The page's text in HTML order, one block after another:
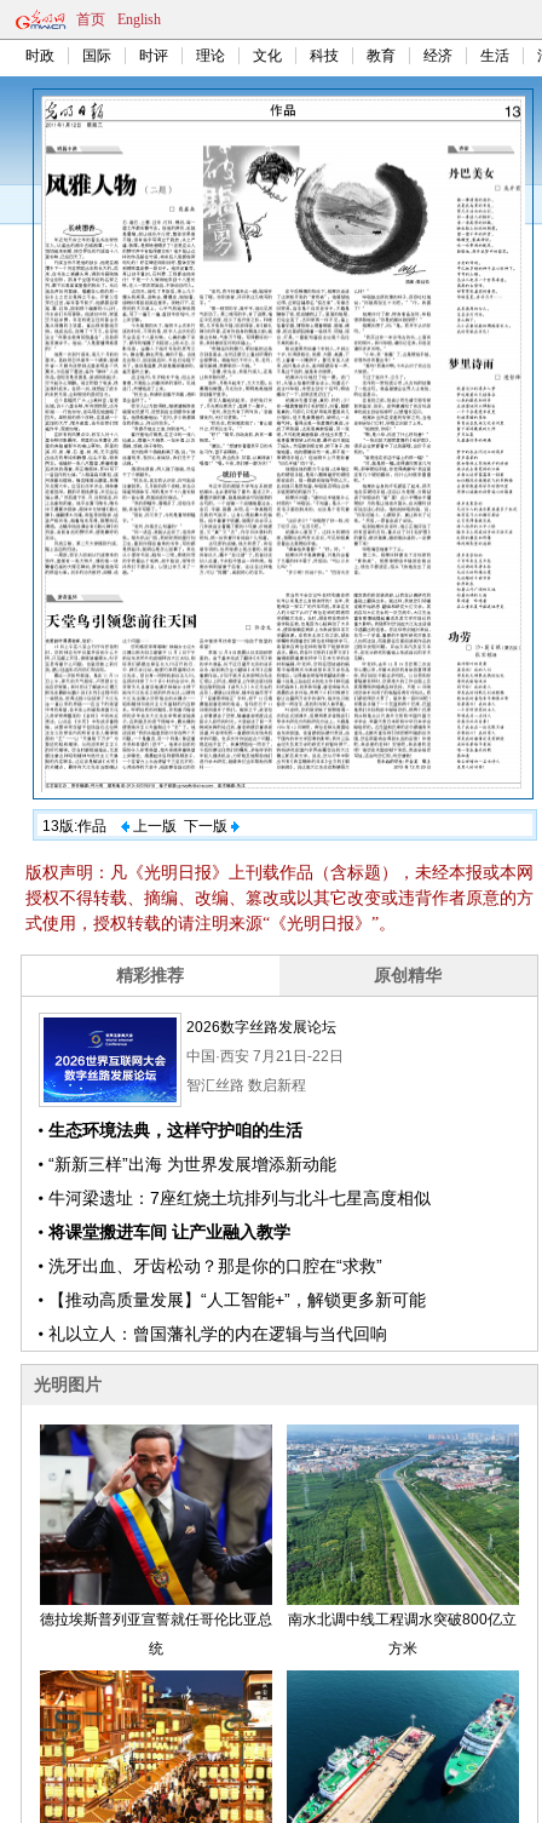
首页 English
时政 国际 时评 理论 文化 科技 教育 经济 生活
13版:作品 上一版 下一版
版权声明：凡《光明日报》上刊载作品（含标题），未经本报或本网
授权不得转载、摘编、改编、篡改或以其它改变或违背作者原意的方
式使用，授权转载的请注明来源“《光明日报》”。